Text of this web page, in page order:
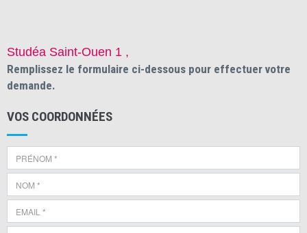
Studéa Saint-Ouen 1 ,
Remplissez le formulaire ci-dessous pour effectuer votre
demande.
VOS COORDONNÉES